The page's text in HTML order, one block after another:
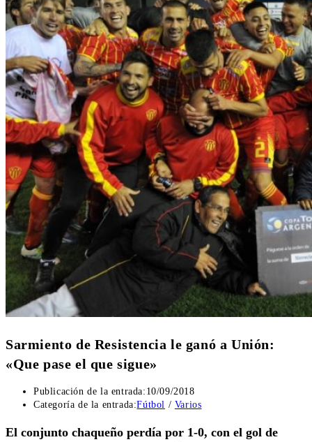
Sarmiento de Resistencia le ganó a Unión:
«Que pase el que sigue»
Publicación de la entrada: 10/09/2018
Categoría de la entrada:Fútbol / Varios
El conjunto chaqueño perdía por 1-0, con el gol de